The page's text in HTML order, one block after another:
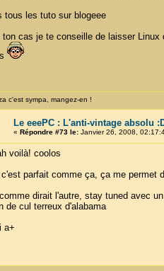
tous les tuto sur blogeee
ton cas je te conseille de laisser
c'est sympa, mangez-en !
Le eeePC : L'anti-vintage absolu
« Répondre #73 le:Janvier 26, 2008,
voilà! coolos
parfait comme ça, ça me permet
dirait l'autre, stay tuned avec
de cul terreux d'alabama
a+